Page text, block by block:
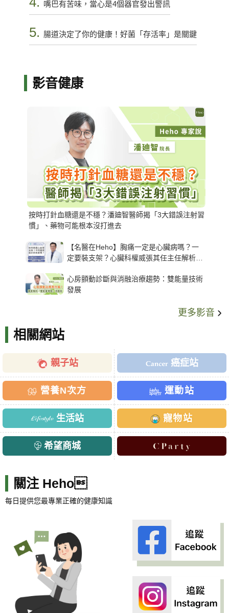
嘴巴有苦味，當心是4個器官發出警訊
5. 腸道決定了你的健康！好菌「存活率」是關鍵
影音健康
按時打針血糖還是不穩？潘廸智醫師揭「3大錯誤注射習
慣」、藥物可能根本沒打進去
【名醫在Heho】胸痛一定是心臟病嗎？一
定要裝支架？心臟科權威張其任主任解析支
心房顫動診斷與消融治療趨勢：雙能量技術
發展
更多影音
相關網站
親子站 癌症站
營養N次方 運動站
生活站 寵物站
希望商城
關注 Heho
每日提供您最專業正確的健康知識